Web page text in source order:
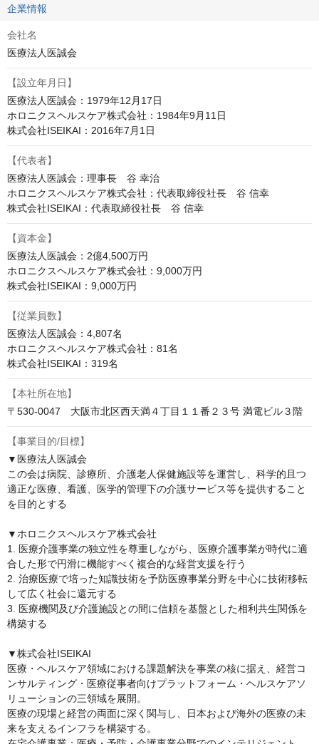
企業情報
会社名
医療法人医誠会
【設立年月日】
医療法人医誠会：1979年12月17日
ホロニクスヘルスケア株式会社：1984年9月11日
株式会社ISEIKAI：2016年7月1日
【代表者】
医療法人医誠会：理事長　谷 幸治
ホロニクスヘルスケア株式会社：代表取締役社長　谷 信幸
株式会社ISEIKAI：代表取締役社長　谷 信幸
【資本金】
医療法人医誠会：2億4,500万円
ホロニクスヘルスケア株式会社：9,000万円
株式会社ISEIKAI：9,000万円
【従業員数】
医療法人医誠会：4,807名
ホロニクスヘルスケア株式会社：81名
株式会社ISEIKAI：319名
【本社所在地】
〒530-0047　大阪市北区西天満４丁目１１番２３号 満電ビル３階
【事業目的/目標】
▼医療法人医誠会
この会は病院、診療所、介護老人保健施設等を運営し、科学的且つ
適正な医療、看護、医学的管理下の介護サービス等を提供すること
を目的とする
▼ホロニクスヘルスケア株式会社
1. 医療介護事業の独立性を尊重しながら、医療介護事業が時代に適
合した形で円滑に機能すべく複合的な経営支援を行う
2. 治療医療で培った知識技術を予防医療事業分野を中心に技術移転
して広く社会に還元する
3. 医療機関及び介護施設との間に信頼を基盤とした相利共生関係を
構築する
▼株式会社ISEIKAI
医療・ヘルスケア領域における課題解決を事業の核に据え、経営コ
ンサルティング・医療従事者向けプラットフォーム・ヘルスケアソ
リューションの三領域を展開。
医療の現場と経営の両面に深く関与し、日本および海外の医療の未
来を支えるインフラを構築する。